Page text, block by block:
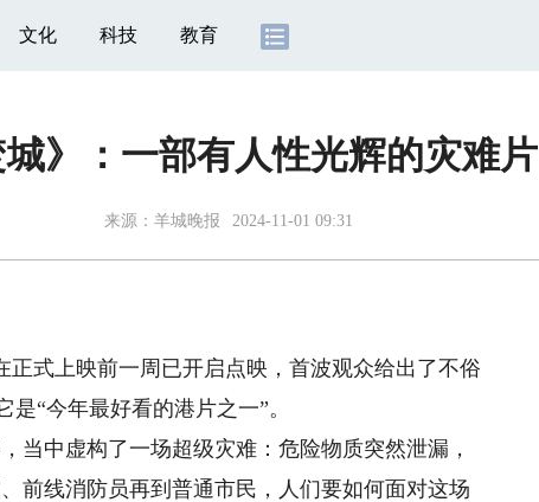
文化 科技 教育
城》：一部有人性光辉的灾难片
来源： 羊城晚报 2024-11-01 09:31
式上映前一周已开启点映，首波观众给出了不俗
是“今年最好看的港片之一”。
中虚构了一场超级灾难：危险物质突然泄漏，
前线消防员再到普通市民，人们要如何面对这场